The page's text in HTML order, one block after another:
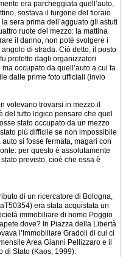
era parcheggiata quell’auto,
sostava il furgone del fioraio
sera prima dell’agguato gli astuti
ruote del mezzo: la mattina
il danno, non potè svolgere i
di strada. Ciò detto, il posto
protetto dagli organizzatori
occupato da quell’auto a cui fa
dalle prime foto ufficiali (invio
volevano trovarsi in mezzo il
del tutto logico pensare che quel
stato occupato da un mezzo
più difficile se non impossibile
si fosse fermata, magari con
per questo è assolutamente
previsto, cioè che essa è
di un ricercatore di Bologna,
era stata acquistata un
immobiliare di nome Poggio
dove? In Piazza della Libertà
l’Immobiliare Gradoli di cui ci
Area Gianni Pellizzaro e il
di Stato (Kaos, 1999).